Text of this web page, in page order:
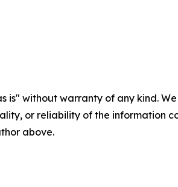
is" without warranty of any kind.
or reliability of the information
above.